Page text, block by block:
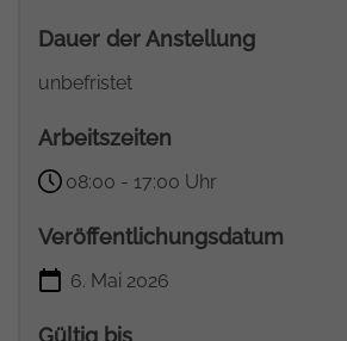
Dauer der Anstellung
unbefristet
Arbeitszeiten
08:00 - 17:00 Uhr
Veröffentlichungsdatum
6. Mai 2026
Gültig bis